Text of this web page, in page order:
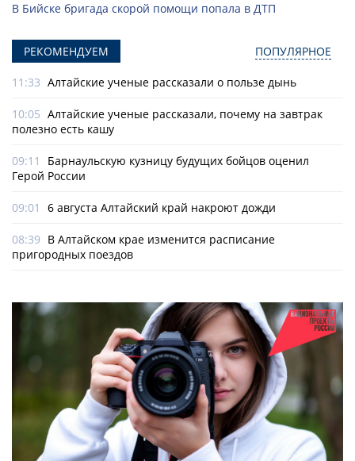
В Бийске бригада скорой помощи попала в ДТП
РЕКОМЕНДУЕМ ПОПУЛЯРНОЕ
11:33 Алтайские ученые рассказали о пользе дынь
10:05 Алтайские ученые рассказали, почему на завтрак
полезно есть кашу
09:11
Барнаульскую кузницу будущих бойцов оценил
Герой России
09:01 6 августа Алтайский край накроют дожди
08:39 В Алтайском крае изменится расписание
пригородных поездов